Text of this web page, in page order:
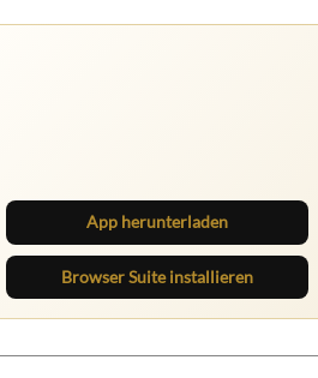
App herunterladen
Browser Suite installieren